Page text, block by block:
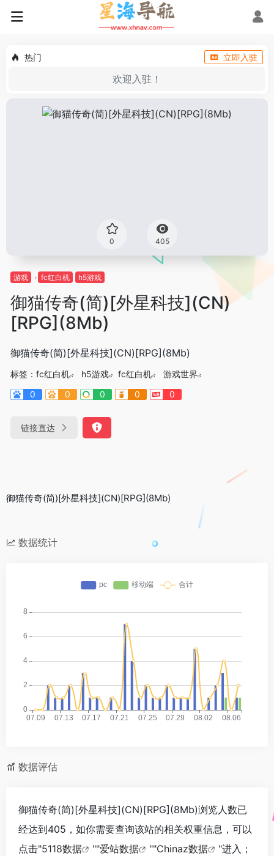
热门 立即入驻
欢迎入驻！
0 405
游戏 fc红白机 h5游戏
御猫传奇(简)[外星科技](CN)
[RPG](8Mb)
御猫传奇(简)[外星科技](CN)[RPG](8Mb)
标签： fc红白机 h5游戏 fc红白机
游戏世界
0
0 0 0 0
链接直达
御猫传奇(简)[外星科技](CN)[RPG](8Mb)
数据统计
数据评估
御猫传奇(简)[外星科技](CN)[RPG](8Mb)浏览人数已
经达到405，如你需要查询该站的相关权重信息，可以
点击"5118数据 ""爱站数据 ""Chinaz数据
"进入；